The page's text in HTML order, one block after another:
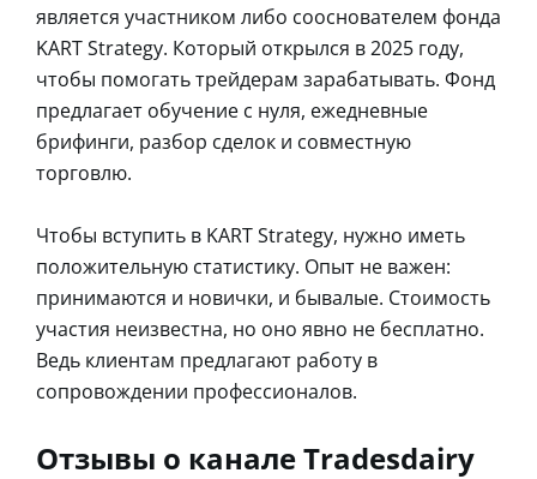
является участником либо сооснователем фонда
KART Strategy. Который открылся в 2025 году,
чтобы помогать трейдерам зарабатывать. Фонд
предлагает обучение с нуля, ежедневные
брифинги, разбор сделок и совместную
торговлю.
Чтобы вступить в KART Strategy, нужно иметь
положительную статистику. Опыт не важен:
принимаются и новички, и бывалые. Стоимость
участия неизвестна, но оно явно не бесплатно.
Ведь клиентам предлагают работу в
сопровождении профессионалов.
Отзывы о канале Tradesdairy